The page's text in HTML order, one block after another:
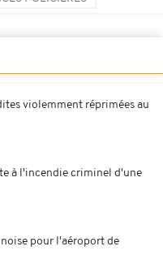
violemment réprimées au
à l'incendie criminel d'une
pour l'aéroport de